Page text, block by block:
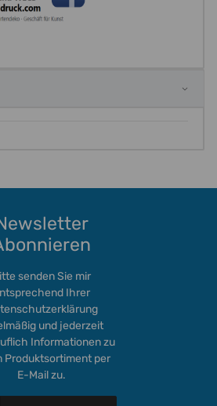
senden Sie mir
Ihrer
und jederzeit
Informationen zu
Produktsortiment per
E-Mail zu.